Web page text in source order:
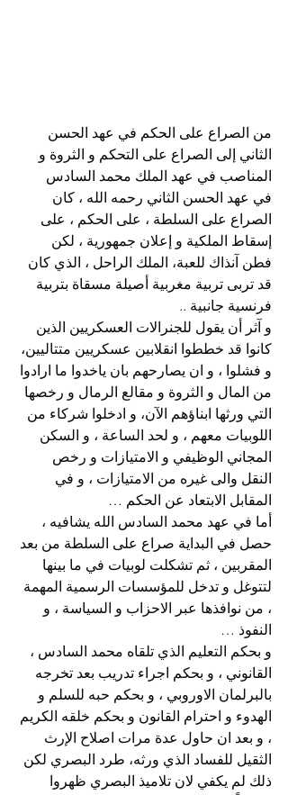
من الصراع على الحكم في عهد الحسن
الثاني إلى الصراع على التحكم و الثروة و
المناصب في عهد الملك محمد السادس
في عهد الحسن الثاني رحمه الله ، كان
الصراع على السلطة ، على الحكم ، على
إسقاط الملكية و إعلان جمهورية ، لكن
فطن آنذاك للعبة، الملك الراحل ، الذي كان
قد تربى تربية مغربية أصيلة مسقاة بتربية
فرنسية جانبية ..
و آثر أن يقول للجنرالات العسكريين الذين
كانوا قد خططوا انقلابين عسكريين متتاليين،
و فشلوا ، و ان يصارحهم بان ياخدوا ما ارادوا
من المال و الثروة و مقالع الرمال و رخصها
التي ورثها ابناؤهم الآن، و ادخلوا شركاء من
اللوبيات معهم ، و لحد الساعة ، و السكن
المجاني الوظيفي و الامتيازات و رخص
النقل والى غيره من الامتيازات ، و في
المقابل الابتعاد عن الحكم …
أما في عهد محمد السادس الله يشافيه ،
حصل في البداية صراع على السلطة من بعد
المقربين ، ثم تشكلت لوبيات في ما بينها
لتتوغل و تدخل للمؤسسات الرسمية المهمة
، من نوافذها عبر الاحزاب و السياسة ، و
النفوذ …
و بحكم التعليم الذي تلقاه محمد السادس ،
القانوني ، و بحكم اجراء تدريب بعد تخرجه
بالبرلمان الاوروبي ، و بحكم حبه للسلم و
الهدوء و احترام القانون و بحكم خلقه الكريم
، و بعد ان حاول عدة مرات اصلاح الإرث
الثقيل للفساد الذي ورثه، طرد البصري لكن
ذلك لم يكفي لان تلاميذ البصري ظهروا